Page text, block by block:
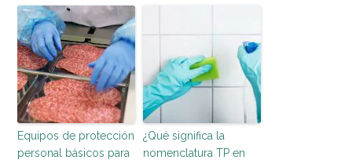
Equipos de protección
personal básicos para
¿Qué significa la
nomenclatura TP en